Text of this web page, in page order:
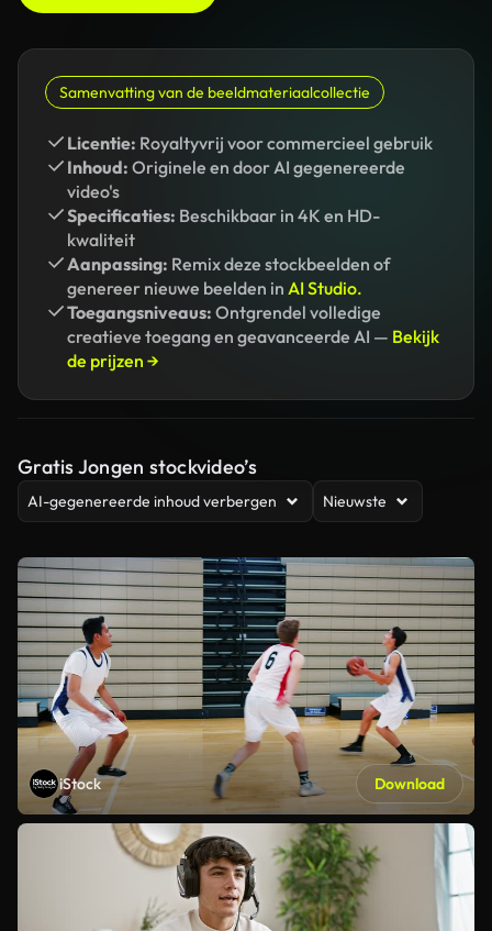
Samenvatting van de beeldmateriaalcollectie
Licentie: Royaltyvrij voor commercieel gebruik
Inhoud: Originele en door AI gegenereerde
video's
Specificaties: Beschikbaar in 4K en HD-
kwaliteit
Aanpassing: Remix deze stockbeelden of
genereer nieuwe beelden in AI Studio.
Toegangsniveaus: Ontgrendel volledige
creatieve toegang en geavanceerde AI — Bekijk
de prijzen →
Gratis Jongen stockvideo’s
AI-gegenereerde inhoud verbergen Nieuwste
iStock Download